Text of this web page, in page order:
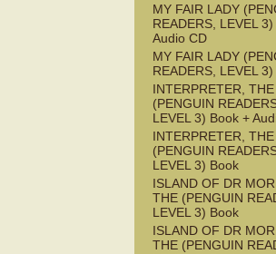
MY FAIR LADY
READERS, LEVEL
Audio CD
MY FAIR LADY
READERS, LEVEL
INTERPRETER, THE
(PENGUIN
LEVEL 3) Book +
INTERPRETER, THE
(PENGUIN
LEVEL 3) Book
ISLAND OF DR
THE (PENGUIN
LEVEL 3) Book
ISLAND OF DR
THE (PENGUIN